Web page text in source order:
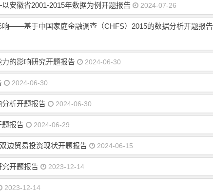
安徽省2001-2015年数据为例开题报告 2024-07-26
——基于中国家庭金融调查（CHFS）2015的数据分析开题报告
的影响研究开题报告 2024-06-30
2024-06-30
析开题报告 2024-06-30
报告 2024-06-29
边贸易投资现状开题报告 2024-06-15
开题报告 2023-12-14
2023-12-14